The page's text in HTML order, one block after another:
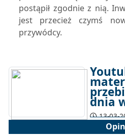
postąpił zgodnie z nią.
jest przecież czymś
przywódcy.
dnia
13-03-